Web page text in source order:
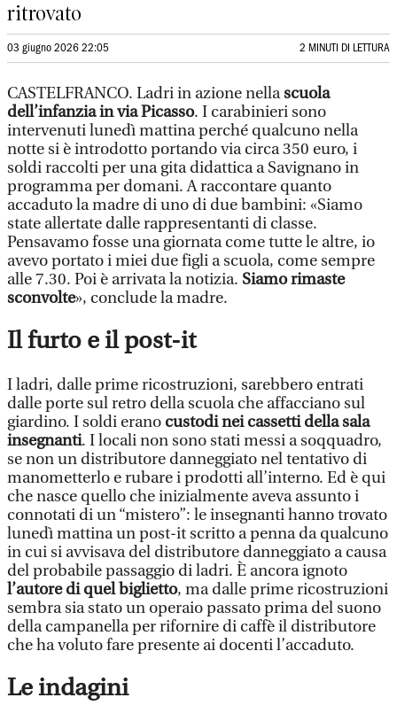
ritrovato
03 giugno 2026 22:05 2 MINUTI DI LETTURA
CASTELFRANCO. Ladri in azione nellascuola
dell’infanzia in via Picasso. I carabinieri sono
intervenuti lunedì mattina perché qualcuno nella
notte si è introdotto portando via circa 350 euro, i
soldi raccolti per una gita didattica a Savignano in
programma per domani. A raccontare quanto
accaduto la madre di uno di due bambini: «Siamo
state allertate dalle rappresentanti di classe.
Pensavamo fosse una giornata come tutte le altre, io
avevo portato i miei due figli a scuola, come sempre
alle 7.30. Poi è arrivata la notizia. Siamo rimaste
sconvolte», conclude la madre.
Il furto e il post-it
I ladri, dalle prime ricostruzioni, sarebbero entrati
dalle porte sul retro della scuola che affacciano sul
giardino. I soldi erano custodi nei cassetti della sala
insegnanti. I locali non sono stati messi a soqquadro,
se non un distributore danneggiato nel tentativo di
manometterlo e rubare i prodotti all’interno. Ed è qui
che nasce quello che inizialmente aveva assunto i
connotati di un “mistero”: le insegnanti hanno trovato
lunedì mattina un post-it scritto a penna da qualcuno
in cui si avvisava del distributore danneggiato a causa
del probabile passaggio di ladri. È ancora ignoto
l’autore di quel biglietto, ma dalle prime ricostruzioni
sembra sia stato un operaio passato prima del suono
della campanella per rifornire di caffè il distributore
che ha voluto fare presente ai docenti l’accaduto.
Le indagini